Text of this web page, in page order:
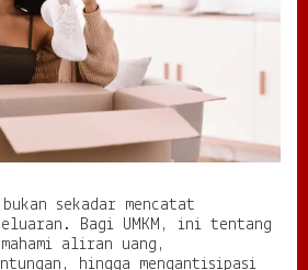
sekadar mencatat
Bagi UMKM, ini tentang
aliran uang,
hingga mengantisipasi